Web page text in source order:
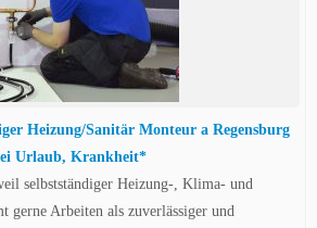
Heizung/Sanitär Monteur a Regensburg
Urlaub, Krankheit*
selbstständiger Heizung-, Klima- und
gerne Arbeiten als zuverlässiger und